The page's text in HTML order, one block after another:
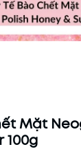
Mặt
100g